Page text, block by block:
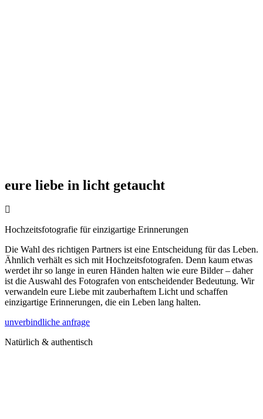
eure liebe in licht getaucht
Hochzeitsfotografie für einzigartige Erinnerungen
Die Wahl des richtigen Partners ist eine Entscheidung für das Leben.
Ähnlich verhält es sich mit Hochzeitsfotografen. Denn kaum etwas
werdet ihr so lange in euren Händen halten wie eure Bilder – daher
ist die Auswahl des Fotografen von entscheidender Bedeutung. Wir
verwandeln eure Liebe mit zauberhaftem Licht und schaffen
einzigartige Erinnerungen, die ein Leben lang halten.
unverbindliche anfrage
Natürlich & authentisch